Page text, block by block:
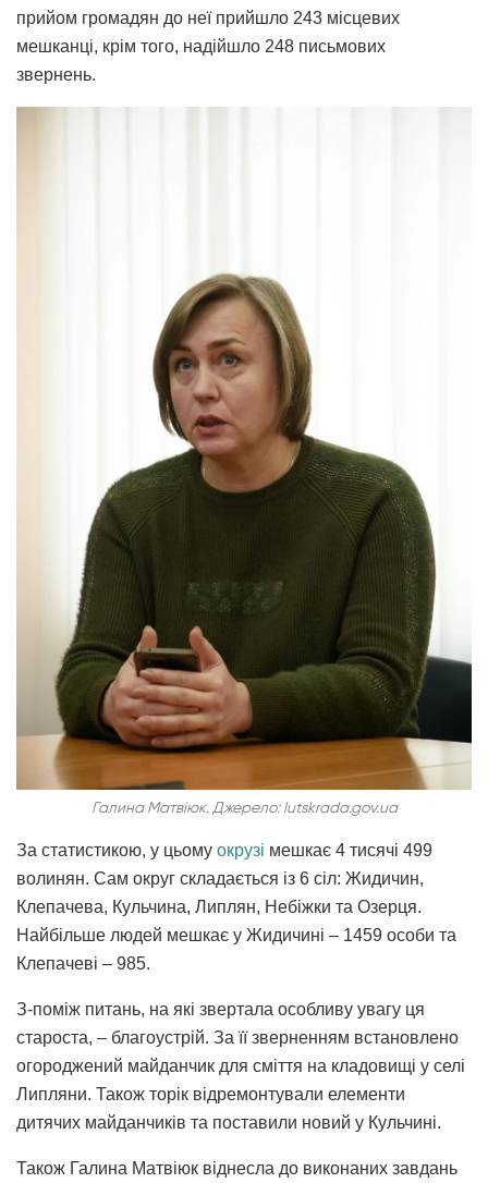
прийом громадян до неї прийшло 243 місцевих
мешканці, крім того, надійшло 248 письмових
звернень.
Галина Матвіюк. Джерело: lutskrada.gov.ua
За статистикою, у цьому окрузі мешкає 4 тисячі 499
волинян. Сам округ складається із 6 сіл: Жидичин,
Клепачева, Кульчина, Липлян, Небіжки та Озерця.
Найбільше людей мешкає у Жидичині – 1459 особи та
Клепачеві – 985.
З-поміж питань, на які звертала особливу увагу ця
староста, – благоустрій. За її зверненням встановлено
огороджений майданчик для сміття на кладовищі у селі
Липляни. Також торік відремонтували елементи
дитячих майданчиків та поставили новий у Кульчині.
Також Галина Матвіюк віднесла до виконаних завдань